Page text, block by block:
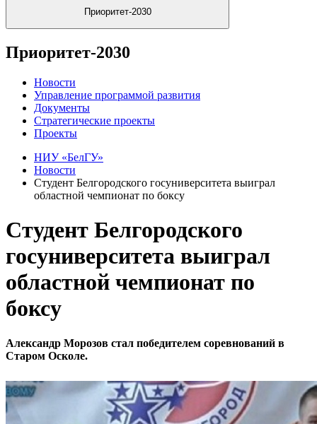
Приоритет-2030
Приоритет-2030
Новости
Управление программой развития
Документы
Стратегические проекты
Проекты
НИУ «БелГУ»
Новости
Студент Белгородского госуниверситета выиграл
областной чемпионат по боксу
Студент Белгородского
госуниверситета выиграл
областной чемпионат по
боксу
Александр Морозов стал победителем соревнований в
Старом Осколе.